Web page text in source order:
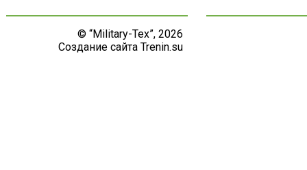
© “Military-Tex”, 2026
Создание сайта Trenin.su